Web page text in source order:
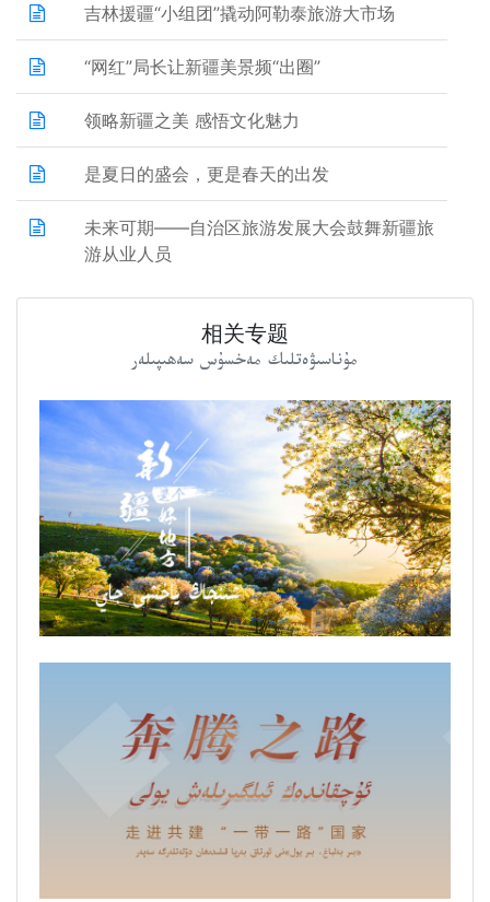
吉林援疆“小组团”撬动阿勒泰旅游大市场
“网红”局长让新疆美景频“出圈”
领略新疆之美 感悟文化魅力
是夏日的盛会，更是春天的出发
未来可期——自治区旅游发展大会鼓舞新疆旅
游从业人员
相关专题
مۇناسىۋەتلىك مەخسۇس سەھىپىلەر